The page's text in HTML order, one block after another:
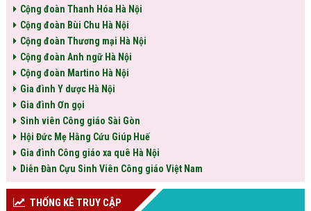
Cộng đoàn Thanh Hóa Hà Nội
Cộng đoàn Bùi Chu Hà Nội
Cộng đoàn Thương mại Hà Nội
Cộng đoàn Anh ngữ Hà Nội
Cộng đoàn Martino Hà Nội
Gia đình Y dược Hà Nội
Gia đình Ơn gọi
Sinh viên Công giáo Sài Gòn
Hội Đức Mẹ Hằng Cứu Giúp Huế
Gia đình Công giáo xa quê Hà Nội
Diễn Đàn Cựu Sinh Viên Công giáo Việt Nam
THỐNG KÊ TRUY CẬP